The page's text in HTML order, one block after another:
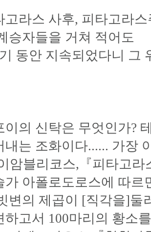
고라스 사후, 피타고라
승자들을 거쳐 적어도
동안 지속되었다니 그
이의 신탁은 무엇인가?
내는 조화이다...... 가장
암블리코스,『피타고라
가 아폴로도로스에 따
변의 제곱이 [직각을]둘
하고서 100마리의 황소